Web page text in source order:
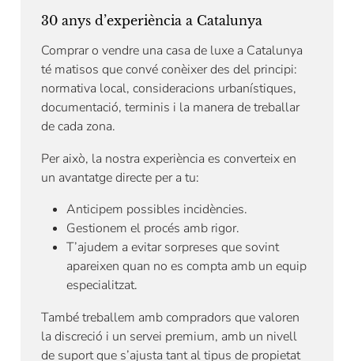
30 anys d’experiència a Catalunya
Comprar o vendre una casa de luxe a Catalunya
té matisos que convé conèixer des del principi:
normativa local, consideracions urbanístiques,
documentació, terminis i la manera de treballar
de cada zona.
Per això, la nostra experiència es converteix en
un avantatge directe per a tu:
Anticipem possibles incidències.
Gestionem el procés amb rigor.
T’ajudem a evitar sorpreses que sovint
apareixen quan no es compta amb un equip
especialitzat.
També treballem amb compradors que valoren
la discreció i un servei premium, amb un nivell
de suport que s’ajusta tant al tipus de propietat